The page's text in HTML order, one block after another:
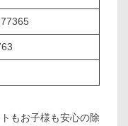
もお子様も安心の除